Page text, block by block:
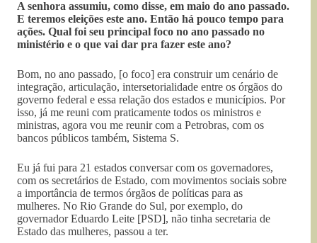
A senhora assumiu, como disse, em maio do ano passado.
E teremos eleições este ano. Então há pouco tempo para
ações. Qual foi seu principal foco no ano passado no
ministério e o que vai dar pra fazer este ano?
Bom, no ano passado, [o foco] era construir um cenário de
integração, articulação, intersetorialidade entre os órgãos do
governo federal e essa relação dos estados e municípios. Por
isso, já me reuni com praticamente todos os ministros e
ministras, agora vou me reunir com a Petrobras, com os
bancos públicos também, Sistema S.
Eu já fui para 21 estados conversar com os governadores,
com os secretários de Estado, com movimentos sociais sobre
a importância de termos órgãos de políticas para as
mulheres. No Rio Grande do Sul, por exemplo, do
governador Eduardo Leite [PSD], não tinha secretaria de
Estado das mulheres, passou a ter.